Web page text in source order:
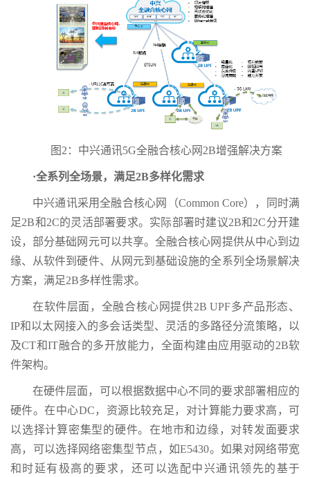
图2：中兴通讯5G全融合核心网2B增强解决方案
·全系列全场景，满足2B多样化需求
中兴通讯采用全融合核心网（Common Core），同时满
足2B和2C的灵活部署要求。实际部署时建议2B和2C分开建
设，部分基础网元可以共享。全融合核心网提供从中心到边
缘、从软件到硬件、从网元到基础设施的全系列全场景解决
方案，满足2B多样性需求。
在软件层面，全融合核心网提供2B UPF多产品形态、
IP和以太网接入的多会话类型、灵活的多路径分流策略，以
及CT和IT融合的多开放能力，全面构建由应用驱动的2B软
件架构。
在硬件层面，可以根据数据中心不同的要求部署相应的
硬件。在中心DC，资源比较充足，对计算能力要求高，可
以选择计算密集型的硬件。在地市和边缘，对转发面要求
高，可以选择网络密集型节点，如E5430。如果对网络带宽
和时延有极高的要求，还可以选配中兴通讯领先的基于